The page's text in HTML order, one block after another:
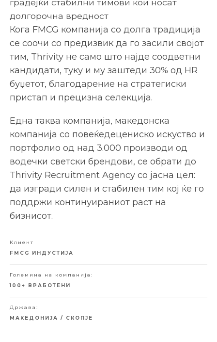
градејќи стабилни тимови кои носат
долгорочна вредност
Кога FMCG компанија со долга традиција
се соочи со предизвик да го засили својот
тим, Thrivity не само што најде соодветни
кандидати, туку и му заштеди 30% од HR
буџетот, благодарение на стратегиски
пристап и прецизна селекција.
Една таква компанија, македонска
компанија со повеќедецениско искуство и
портфолио од над 3.000 производи од
водечки светски брендови, се обрати до
Thrivity Recruitment Agency со јасна цел:
да изгради силен и стабилен тим кој ќе го
поддржи континуираниот раст на
бизнисот.
Клиент
FMCG ИНДУСТИЈА
Големина на компанија:
100+ ВРАБОТЕНИ
Држава:
МАКЕДОНИЈА / СКОПЈЕ